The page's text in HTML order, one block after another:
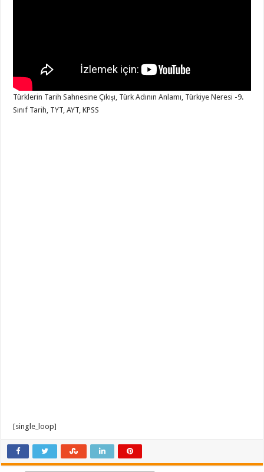
Türklerin Tarih Sahnesine Çıkışı, Türk Adının Anlamı, Türkiye Neresi -9.
Sınıf Tarih, TYT, AYT, KPSS
[single_loop]